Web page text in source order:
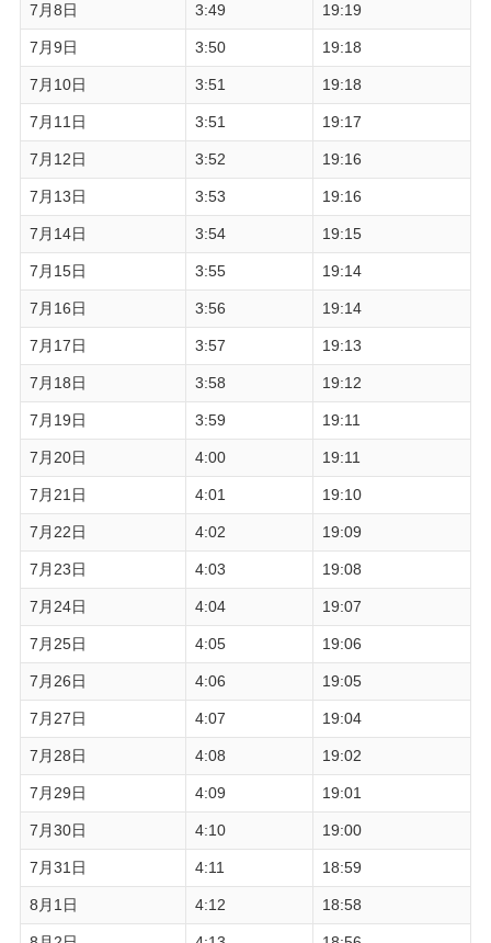
7月8日 3:49 19:19
7月9日 3:50 19:18
7月10日 3:51 19:18
7月11日 3:51 19:17
7月12日 3:52 19:16
7月13日 3:53 19:16
7月14日 3:54 19:15
7月15日 3:55 19:14
7月16日 3:56 19:14
7月17日 3:57 19:13
7月18日 3:58 19:12
7月19日 3:59 19:11
7月20日 4:00 19:11
7月21日 4:01 19:10
7月22日 4:02 19:09
7月23日 4:03 19:08
7月24日 4:04 19:07
7月25日 4:05 19:06
7月26日 4:06 19:05
7月27日 4:07 19:04
7月28日 4:08 19:02
7月29日 4:09 19:01
7月30日 4:10 19:00
7月31日 4:11 18:59
8月1日 4:12 18:58